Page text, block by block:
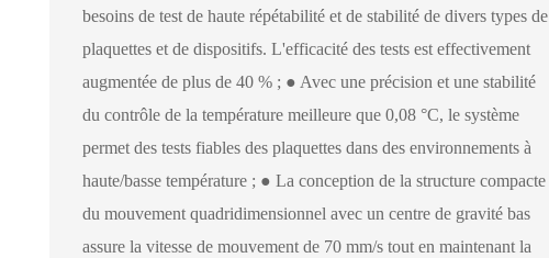
besoins de test de haute répétabilité et de stabilité de divers types de
plaquettes et de dispositifs. L'efficacité des tests est effectivement
augmentée de plus de 40 % ; ● Avec une précision et une stabilité
du contrôle de la température meilleure que 0,08 °C, le système
permet des tests fiables des plaquettes dans des environnements à
haute/basse température ; ● La conception de la structure compacte
du mouvement quadridimensionnel avec un centre de gravité bas
assure la vitesse de mouvement de 70 mm/s tout en maintenant la